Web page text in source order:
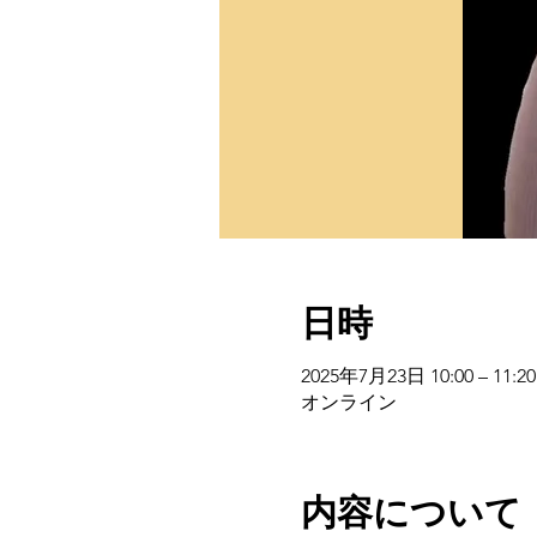
日時
2025年7月23日 10:00 –
オンライン
内容について